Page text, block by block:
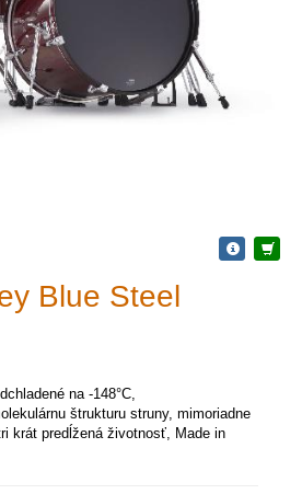
Blue Steel
na -148°C,
štrukturu struny, mimoriadne
krát predĺžená životnosť, Made in